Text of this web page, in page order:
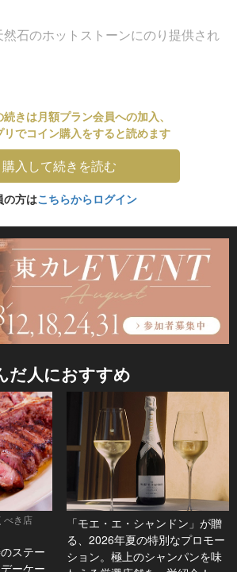
石のホットストーンにのり提供され
きは月額プラン会員への加入、
リでコイン購入をすると読めます
購入して続きを読む
の方はこちらからログイン
だ人におすすめ
き店
ステー
ーケー
「モエ・エ・シャンドン」が贈
る、2026年夏の特別なプロモー
ション。極上のシャンパンを味